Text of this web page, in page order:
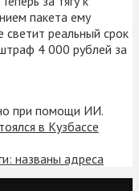
пакета ему
светит реальный срок
4 000 рублей за
при помощи ИИ.
в Кузбассе
названы адреса